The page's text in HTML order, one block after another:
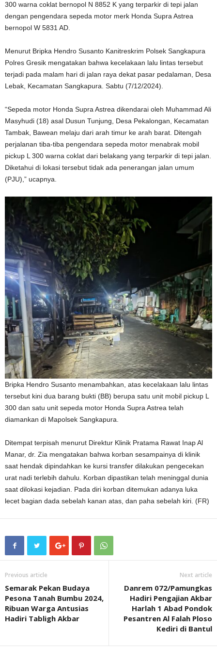
300 warna coklat bernopol N 8852 K yang terparkir di tepi jalan
dengan pengendara sepeda motor merk Honda Supra Astrea
bernopol W 5831 AD.
Menurut Bripka Hendro Susanto Kanitreskrim Polsek Sangkapura
Polres Gresik mengatakan bahwa kecelakaan lalu lintas tersebut
terjadi pada malam hari di jalan raya dekat pasar pedalaman, Desa
Lebak, Kecamatan Sangkapura. Sabtu (7/12/2024).
“Sepeda motor Honda Supra Astrea dikendarai oleh Muhammad Ali
Masyhudi (18) asal Dusun Tunjung, Desa Pekalongan, Kecamatan
Tambak, Bawean melaju dari arah timur ke arah barat. Ditengah
perjalanan tiba-tiba pengendara sepeda motor menabrak mobil
pickup L 300 warna coklat dari belakang yang terparkir di tepi jalan.
Diketahui di lokasi tersebut tidak ada penerangan jalan umum
(PJU),” ucapnya.
Bripka Hendro Susanto menambahkan, atas kecelakaan lalu lintas
tersebut kini dua barang bukti (BB) berupa satu unit mobil pickup L
300 dan satu unit sepeda motor Honda Supra Astrea telah
diamankan di Mapolsek Sangkapura.
Ditempat terpisah menurut Direktur Klinik Pratama Rawat Inap Al
Manar, dr. Zia mengatakan bahwa korban sesampainya di klinik
saat hendak dipindahkan ke kursi transfer dilakukan pengecekan
urat nadi terlebih dahulu. Korban dipastikan telah meninggal dunia
saat dilokasi kejadian. Pada diri korban ditemukan adanya luka
lecet bagian dada sebelah kanan atas, dan paha sebelah kiri. (FR)
Previous article
Semarak Pekan Budaya
Pesona Tanah Bumbu 2024,
Ribuan Warga Antusias
Hadiri Tabligh Akbar
Next article
Danrem 072/Pamungkas
Hadiri Pengajian Akbar
Harlah 1 Abad Pondok
Pesantren Al Falah Ploso
Kediri di Bantul